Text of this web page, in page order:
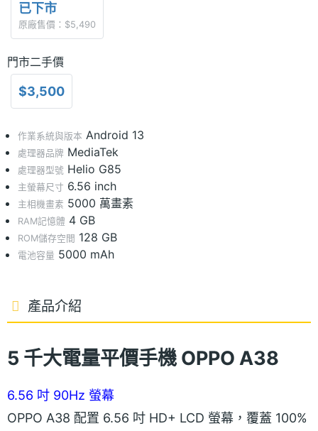
已下市
原廠售價：$5,490
門市二手價
$3,500
作業系統與版本 Android 13
處理器品牌 MediaTek
處理器型號 Helio G85
主螢幕尺寸 6.56 inch
主相機畫素 5000 萬畫素
RAM記憶體 4 GB
ROM儲存空間 128 GB
電池容量 5000 mAh
產品介紹
5 千大電量平價手機 OPPO A38
6.56 吋 90Hz 螢幕
OPPO A38 配置 6.56 吋 HD+ LCD 螢幕，覆蓋 100%